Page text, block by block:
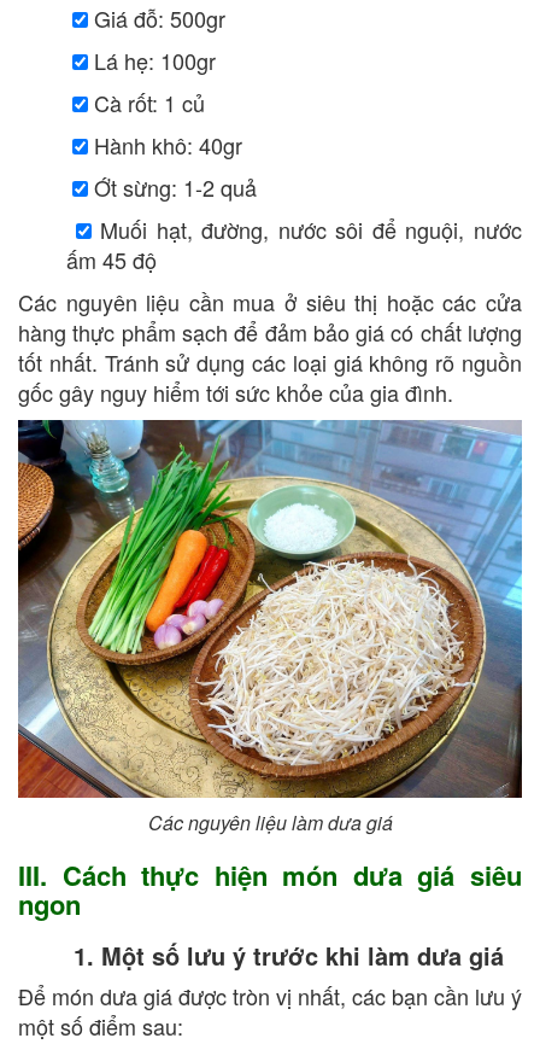
Giá đỗ: 500gr
Lá hẹ: 100gr
Cà rốt: 1 củ
Hành khô: 40gr
Ớt sừng: 1-2 quả
Muối hạt, đường, nước sôi để nguội, nước
ấm 45 độ
Các nguyên liệu cần mua ở siêu thị hoặc các cửa
hàng thực phẩm sạch để đảm bảo giá có chất lượng
tốt nhất. Tránh sử dụng các loại giá không rõ nguồn
gốc gây nguy hiểm tới sức khỏe của gia đình.
Các nguyên liệu làm dưa giá
III. Cách thực hiện món dưa giá siêu
ngon
1. Một số lưu ý trước khi làm dưa giá
Để món dưa giá được tròn vị nhất, các bạn cần lưu ý
một số điểm sau: